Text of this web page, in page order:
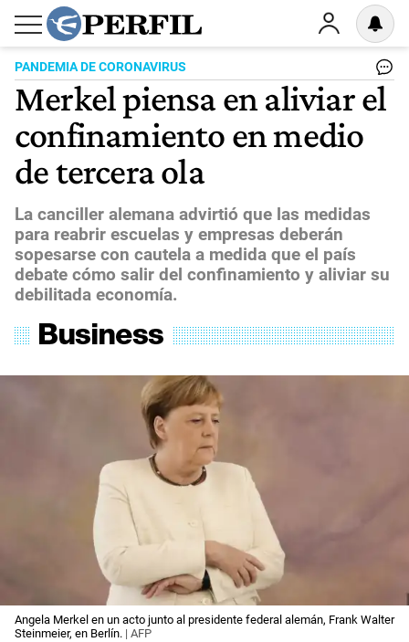
PANDEMIA DE CORONAVIRUS
Merkel piensa en aliviar el
confinamiento en medio
de tercera ola
La canciller alemana advirtió que las medidas
para reabrir escuelas y empresas deberán
sopesarse con cautela a medida que el país
debate cómo salir del confinamiento y aliviar su
debilitada economía.
Angela Merkel en un acto junto al presidente federal alemán, Frank Walter
Steinmeier, en Berlín. | AFP